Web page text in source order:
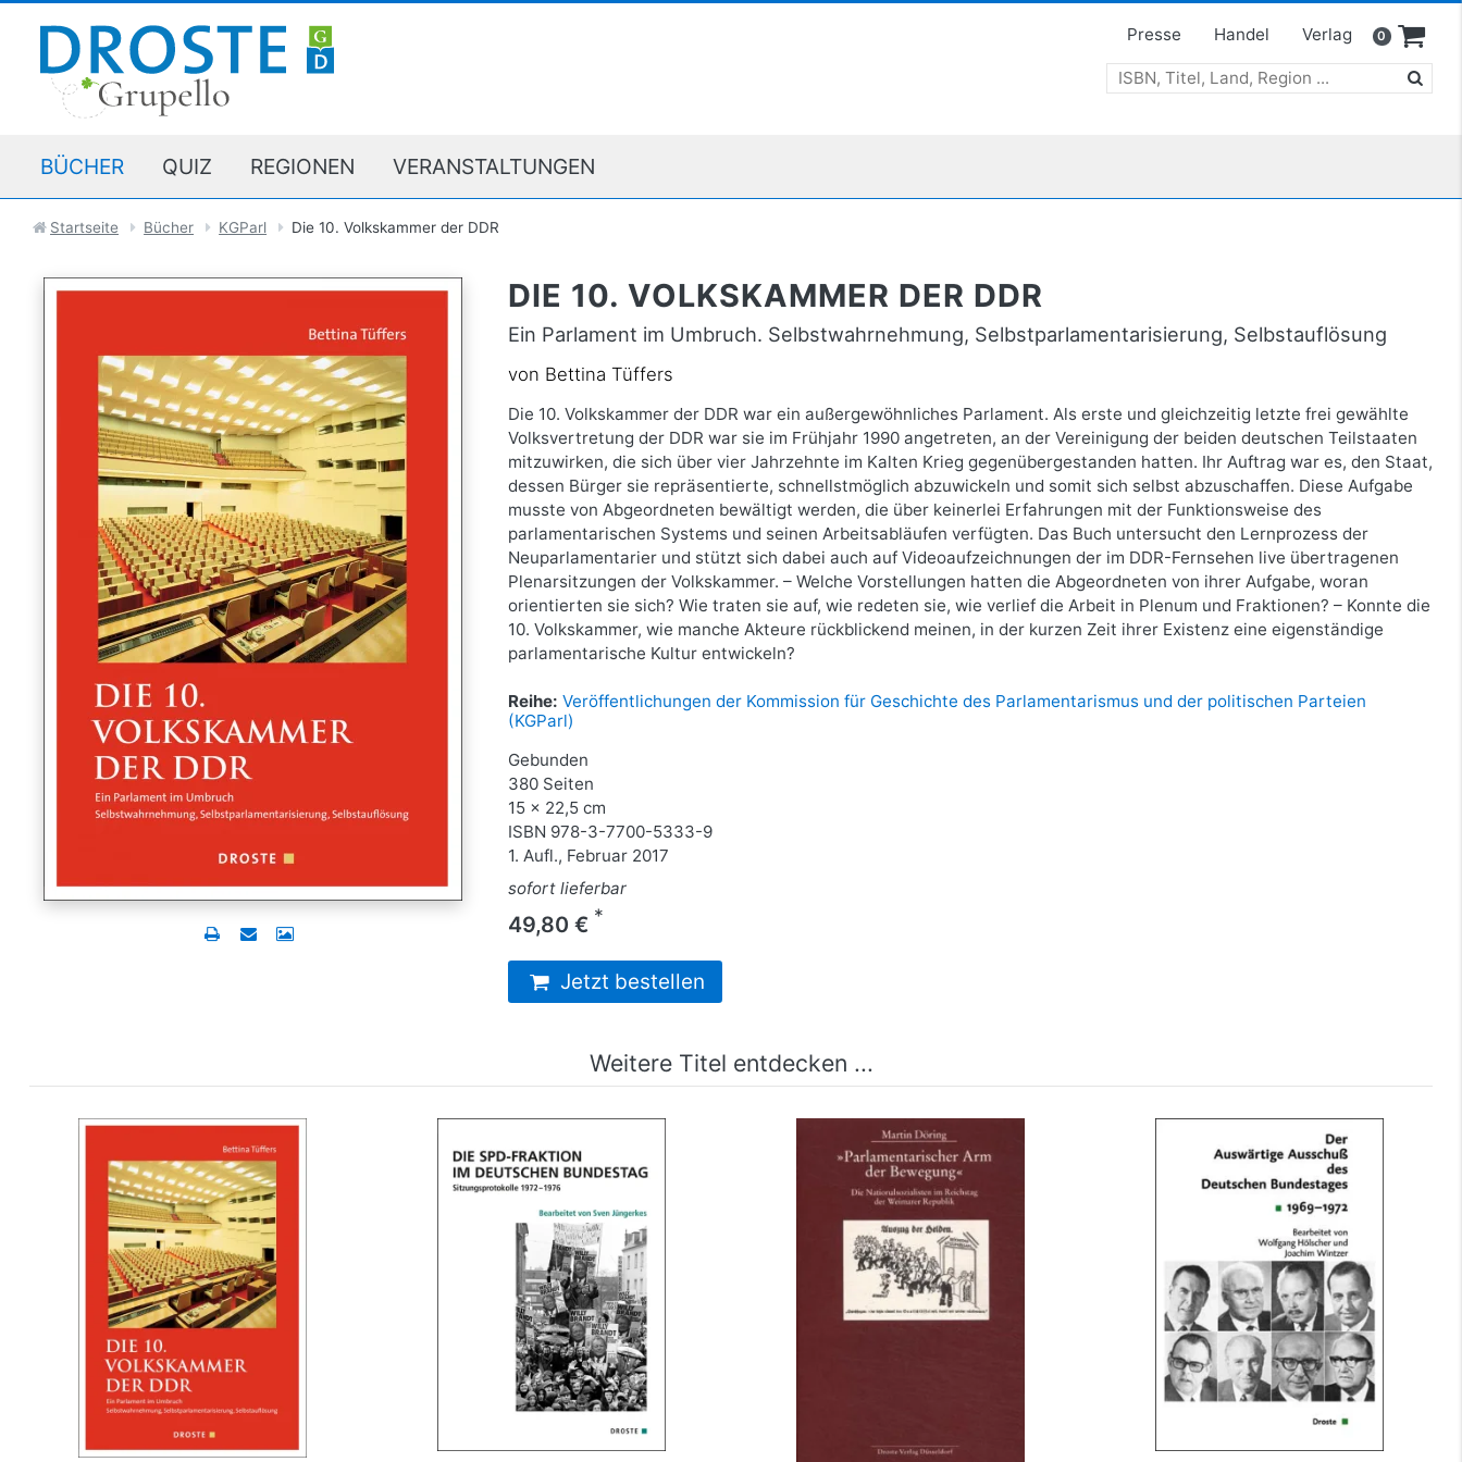
Presse Handel Verlag 0
BÜCHER QUIZ REGIONEN VERANSTALTUNGEN
Startseite Bücher KGParl Die 10. Volkskammer der DDR
DIE 10. VOLKSKAMMER DER DDR
Ein Parlament im Umbruch. Selbstwahrnehmung, Selbstparlamentarisierung, Selbstauflösung
von Bettina Tüffers
Die 10. Volkskammer der DDR war ein außergewöhnliches Parlament. Als erste und gleichzeitig letzte frei gewählte
Volksvertretung der DDR war sie im Frühjahr 1990 angetreten, an der Vereinigung der beiden deutschen Teilstaaten
mitzuwirken, die sich über vier Jahrzehnte im Kalten Krieg gegenübergestanden hatten. Ihr Auftrag war es, den Staat,
dessen Bürger sie repräsentierte, schnellstmöglich abzuwickeln und somit sich selbst abzuschaffen. Diese Aufgabe
musste von Abgeordneten bewältigt werden, die über keinerlei Erfahrungen mit der Funktionsweise des
parlamentarischen Systems und seinen Arbeitsabläufen verfügten. Das Buch untersucht den Lernprozess der
Neuparlamentarier und stützt sich dabei auch auf Videoaufzeichnungen der im DDR-Fernsehen live übertragenen
Plenarsitzungen der Volkskammer. – Welche Vorstellungen hatten die Abgeordneten von ihrer Aufgabe, woran
orientierten sie sich? Wie traten sie auf, wie redeten sie, wie verlief die Arbeit in Plenum und Fraktionen? – Konnte die
10. Volkskammer, wie manche Akteure rückblickend meinen, in der kurzen Zeit ihrer Existenz eine eigenständige
parlamentarische Kultur entwickeln?
Reihe: Veröffentlichungen der Kommission für Geschichte des Parlamentarismus und der politischen Parteien
(KGParl)
Gebunden
380 Seiten
15 x 22,5 cm
ISBN 978-3-7700-5333-9
1. Aufl., Februar 2017
sofort lieferbar
49,80 € *
Jetzt bestellen
Weitere Titel entdecken ...
Die 10. Volkskammer der DDR
mehr Infos …
bestellen
Die SPD-Fraktion im Deutschen
Bundestag
mehr Infos …
bestellen
Parlamentarischer Arm der
Bewegung
mehr Infos …
bestellen
Der Auswärtige Ausschuß des
Deutschen Bundestages....
mehr Infos …
bestellen